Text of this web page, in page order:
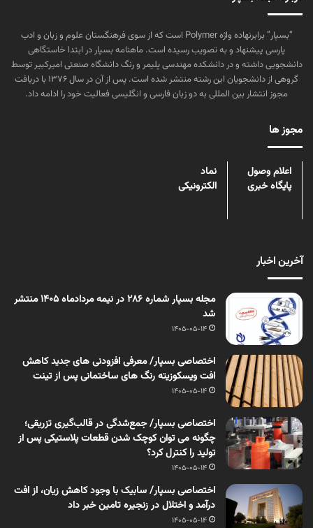
“بسپار” برابرنهاده واژه Polymer است که از سوی فرهنگستان علوم و زبان و ادب
پارسی پیشنهاد و به تصویب رسیده است. ماهنامه بسپار در ابتدا خاستگاهی
دانشجویی داشته و در دانشکده مهندسی پلیمر و رنگ دانشگاه صنعتی امیرکبیر توسط
گروهی از دانشجویان این رشته منتشر شده است. پس از آن در سال ۱۳۷۶ با دریافت
مجوز انتشار بین المللی به دو زبان فارسی و انگلیسی فعالیت خود را ادامه داد.
مجوز ها
اعلام وصول
پایگاه خبری
نماد
الکترونیکی
آخرین اخبار
مجله بسپار شماره 286 در نیمه مردادماه 1405 منتشر
شد
1405-05-14
اختصاصی بسپار/ معرفی افزودنی های جدید کاهش
افت ویسکوزیته رنگ های ساختمانی پس از تینت
1405-05-14
اختصاصی بسپار/ جمع‌شدگی در قالب‌گیری تزریقی؛
چگونه می توان کوچک شدن قطعات پلاستیکی پس از
تولید را کنترل کرد؟
1405-05-14
اختصاصی بسپار/ سابیک با وجود کاهش زیان، از افت
درآمد و اختلال در زنجیره تامین خبر داد
1405-05-14